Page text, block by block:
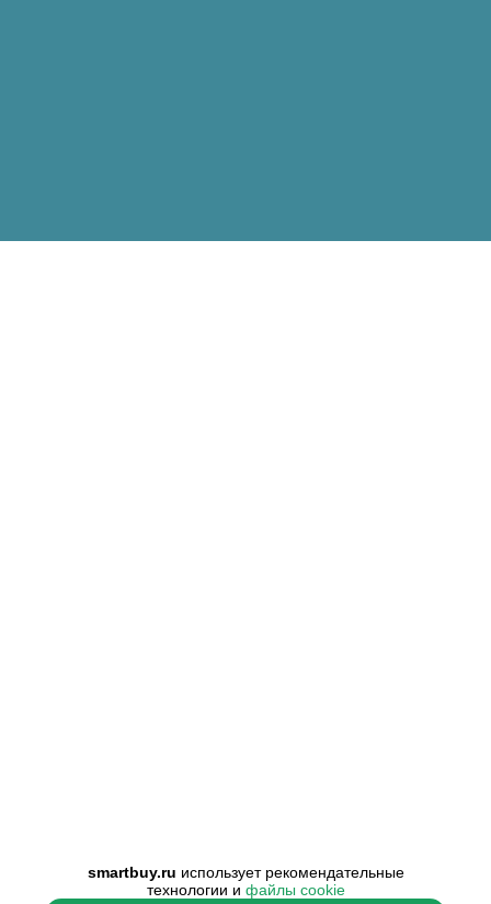
smartbuy.ru использует рекомендательные
технологии и файлы cookie